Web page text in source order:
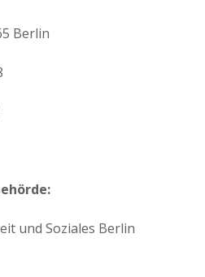
Berlin
und Soziales Berlin